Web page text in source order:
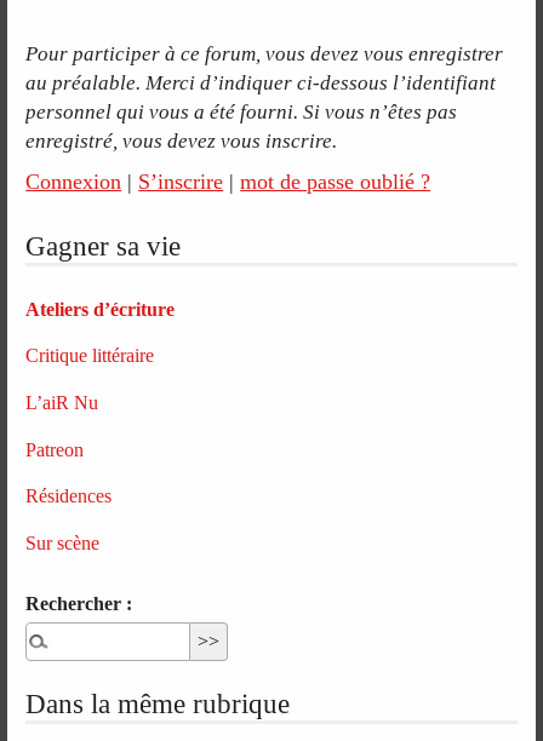
Pour participer à ce forum, vous devez vous enregistrer
au préalable. Merci d’indiquer ci-dessous l’identifiant
personnel qui vous a été fourni. Si vous n’êtes pas
enregistré, vous devez vous inscrire.
Connexion | S’inscrire |mot de passe oublié ?
Gagner sa vie
Ateliers d’écriture
Critique littéraire
L’aiR Nu
Patreon
Résidences
Sur scène
Rechercher :
Dans la même rubrique